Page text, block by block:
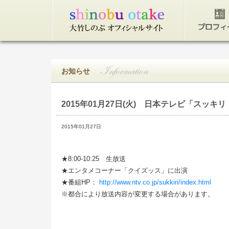
お知らせ
2015年01月27日(火) 日本テレビ「スッキリ
2015年01月27日
★8:00-10:25 生放送
★エンタメコーナー「クイズッス」に出演
★番組HP：
http://www.ntv.co.jp/sukkiri/index.html
※都合により放送内容が変更する場合があります。